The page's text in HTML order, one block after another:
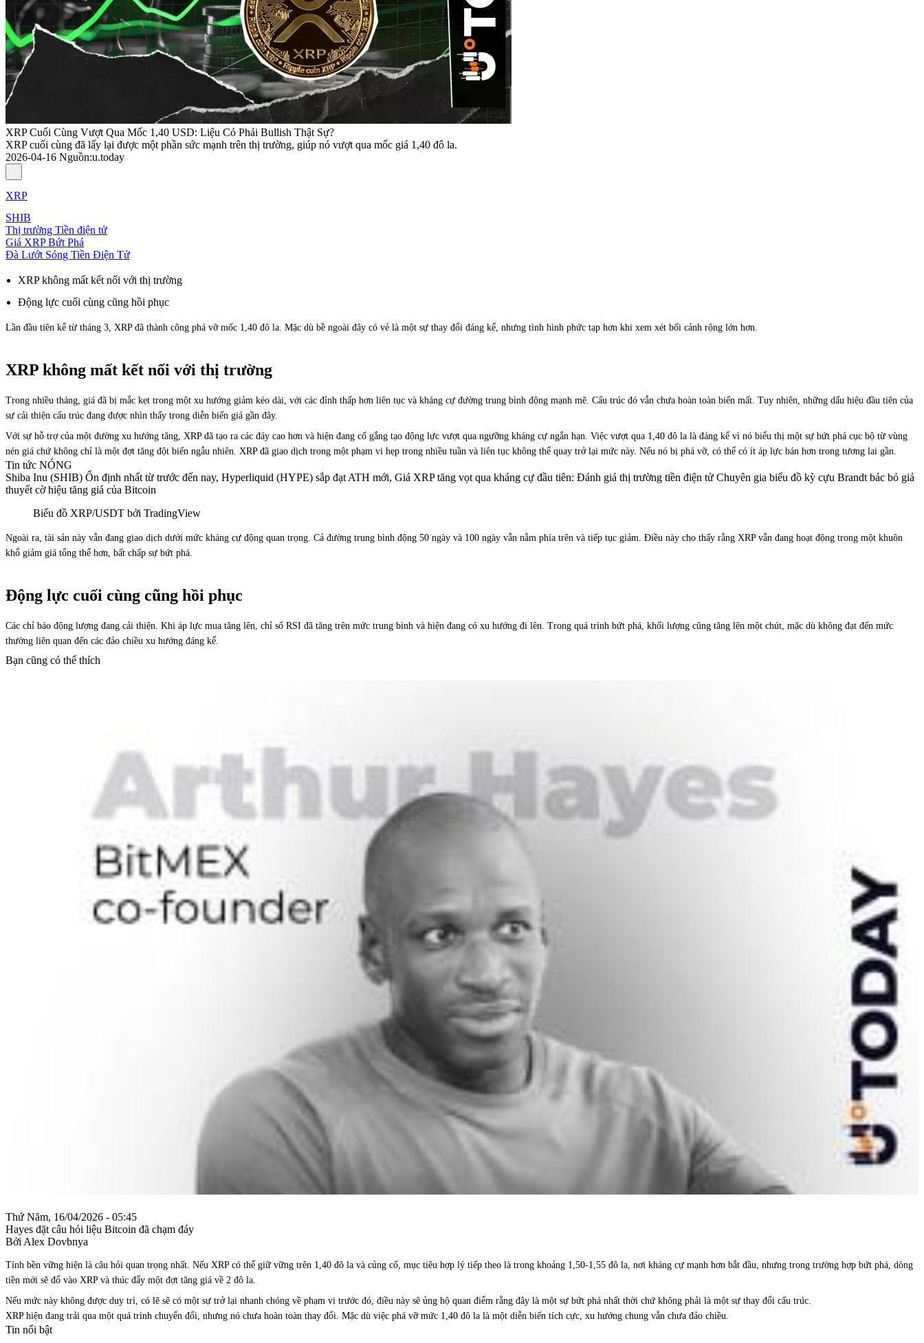
XRP Cuối Cùng Vượt Qua Mốc 1,40 USD: Liệu Có Phải Bullish Thật Sự?
XRP cuối cùng đã lấy lại được một phần sức mạnh trên thị trường, giúp nó vượt qua mốc giá 1,40 đô la.
2026-04-16 Nguồn:u.today
XRP
SHIB
Thị trường Tiền điện tử
Giá XRP Bứt Phá
Đà Lướt Sóng Tiền Điện Tử
XRP không mất kết nối với thị trường
Động lực cuối cùng cũng hồi phục
Lần đầu tiên kể từ tháng 3, XRP đã thành công phá vỡ mốc 1,40 đô la. Mặc dù bề ngoài đây có vẻ là một sự thay đổi đáng kể, nhưng tình hình phức tạp hơn khi xem xét bối cảnh rộng lớn hơn.
XRP không mất kết nối với thị trường
Trong nhiều tháng, giá đã bị mắc kẹt trong một xu hướng giảm kéo dài, với các đỉnh thấp hơn liên tục và kháng cự đường trung bình động mạnh mẽ. Cấu trúc đó vẫn chưa hoàn toàn biến mất. Tuy nhiên, những dấu hiệu đầu tiên của
sự cải thiện cấu trúc đang được nhìn thấy trong diễn biến giá gần đây.
Với sự hỗ trợ của một đường xu hướng tăng, XRP đã tạo ra các đáy cao hơn và hiện đang cố gắng tạo động lực vượt qua ngưỡng kháng cự ngắn hạn. Việc vượt qua 1,40 đô la là đáng kể vì nó biểu thị một sự bứt phá cục bộ từ vùng
nén giá chứ không chỉ là một đợt tăng đột biến ngẫu nhiên. XRP đã giao dịch trong một phạm vi hẹp trong nhiều tuần và liên tục không thể quay trở lại mức này. Nếu nó bị phá vỡ, có thể có ít áp lực bán hơn trong tương lai gần.
Tin tức NÓNG
Shiba Inu (SHIB) Ổn định nhất từ trước đến nay, Hyperliquid (HYPE) sắp đạt ATH mới, Giá XRP tăng vọt qua kháng cự đầu tiên: Đánh giá thị trường tiền điện tử Chuyên gia biểu đồ kỳ cựu Brandt bác bỏ giả
thuyết cờ hiệu tăng giá của Bitcoin
Biểu đồ XRP/USDT bởi TradingView
Ngoài ra, tài sản này vẫn đang giao dịch dưới mức kháng cự động quan trọng. Cả đường trung bình động 50 ngày và 100 ngày vẫn nằm phía trên và tiếp tục giảm. Điều này cho thấy rằng XRP vẫn đang hoạt động trong một khuôn
khổ giảm giá tổng thể hơn, bất chấp sự bứt phá.
Động lực cuối cùng cũng hồi phục
Các chỉ báo động lượng đang cải thiện. Khi áp lực mua tăng lên, chỉ số RSI đã tăng trên mức trung bình và hiện đang có xu hướng đi lên. Trong quá trình bứt phá, khối lượng cũng tăng lên một chút, mặc dù không đạt đến mức
thường liên quan đến các đảo chiều xu hướng đáng kể.
Bạn cũng có thể thích
Thứ Năm, 16/04/2026 - 05:45
Hayes đặt câu hỏi liệu Bitcoin đã chạm đáy
Bởi Alex Dovbnya
Tính bền vững hiện là câu hỏi quan trọng nhất. Nếu XRP có thể giữ vững trên 1,40 đô la và củng cố, mục tiêu hợp lý tiếp theo là trong khoảng 1,50-1,55 đô la, nơi kháng cự mạnh hơn bắt đầu, nhưng trong trường hợp bứt phá, dòng
tiền mới sẽ đổ vào XRP và thúc đẩy một đợt tăng giá về 2 đô la.
Nếu mức này không được duy trì, có lẽ sẽ có một sự trở lại nhanh chóng về phạm vi trước đó, điều này sẽ ủng hộ quan điểm rằng đây là một sự bứt phá nhất thời chứ không phải là một sự thay đổi cấu trúc.
XRP hiện đang trải qua một quá trình chuyển đổi, nhưng nó chưa hoàn toàn thay đổi. Mặc dù việc phá vỡ mức 1,40 đô la là một diễn biến tích cực, xu hướng chung vẫn chưa đảo chiều.
Tin nổi bật